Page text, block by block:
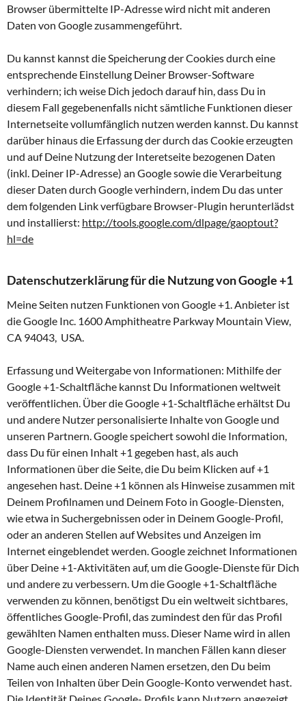
Browser übermittelte IP-Adresse wird nicht mit anderen
Daten von Google zusammengeführt.
Du kannst kannst die Speicherung der Cookies durch eine
entsprechende Einstellung Deiner Browser-Software
verhindern; ich weise Dich jedoch darauf hin, dass Du in
diesem Fall gegebenenfalls nicht sämtliche Funktionen dieser
Internetseite vollumfänglich nutzen werden kannst. Du kannst
darüber hinaus die Erfassung der durch das Cookie erzeugten
und auf Deine Nutzung der Interetseite bezogenen Daten
(inkl. Deiner IP-Adresse) an Google sowie die Verarbeitung
dieser Daten durch Google verhindern, indem Du das unter
dem folgenden Link verfügbare Browser-Plugin herunterlädst
und installierst: http://tools.google.com/dlpage/gaoptout?
hl=de
Datenschutzerklärung für die Nutzung von Google +1
Meine Seiten nutzen Funktionen von Google +1. Anbieter ist
die Google Inc. 1600 Amphitheatre Parkway Mountain View,
CA 94043, USA.
Erfassung und Weitergabe von Informationen: Mithilfe der
Google +1-Schaltfläche kannst Du Informationen weltweit
veröffentlichen. Über die Google +1-Schaltfläche erhältst Du
und andere Nutzer personalisierte Inhalte von Google und
unseren Partnern. Google speichert sowohl die Information,
dass Du für einen Inhalt +1 gegeben hast, als auch
Informationen über die Seite, die Du beim Klicken auf +1
angesehen hast. Deine +1 können als Hinweise zusammen mit
Deinem Profilnamen und Deinem Foto in Google-Diensten,
wie etwa in Suchergebnissen oder in Deinem Google-Profil,
oder an anderen Stellen auf Websites und Anzeigen im
Internet eingeblendet werden. Google zeichnet Informationen
über Deine +1-Aktivitäten auf, um die Google-Dienste für Dich
und andere zu verbessern. Um die Google +1-Schaltfläche
verwenden zu können, benötigst Du ein weltweit sichtbares,
öffentliches Google-Profil, das zumindest den für das Profil
gewählten Namen enthalten muss. Dieser Name wird in allen
Google-Diensten verwendet. In manchen Fällen kann dieser
Name auch einen anderen Namen ersetzen, den Du beim
Teilen von Inhalten über Dein Google-Konto verwendet hast.
Die Identität Deines Google- Profils kann Nutzern angezeigt